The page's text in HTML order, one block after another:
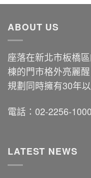
ABOUT US
座落在新北市板橋
棟的門市格外亮麗
規劃同時擁有30年
電話：02-2256-1000
LATEST NEWS